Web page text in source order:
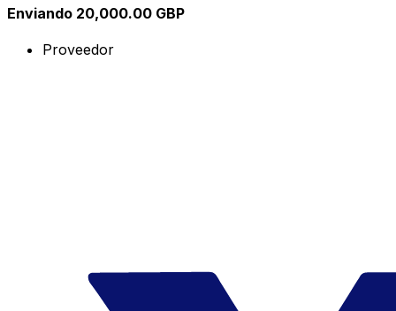
Enviando 20,000.00 GBP
Proveedor